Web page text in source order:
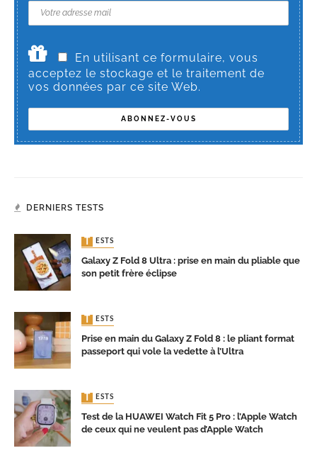
En utilisant ce formulaire, vous
acceptez le stockage et le traitement de
vos données par ce site Web.
DERNIERS TESTS
TESTS
Galaxy Z Fold 8 Ultra : prise en main du pliable que
son petit frère éclipse
TESTS
Prise en main du Galaxy Z Fold 8 : le pliant format
passeport qui vole la vedette à l’Ultra
TESTS
Test de la HUAWEI Watch Fit 5 Pro : l’Apple Watch
de ceux qui ne veulent pas d’Apple Watch